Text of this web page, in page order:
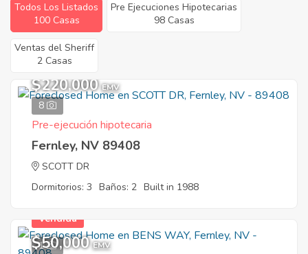
Todos Los Listados
100 Casas
Pre Ejecuciones Hipotecarias
98 Casas
Ventas del Sheriff
2 Casas
8
$220,000 EMV
Pre-ejecución hipotecaria
Fernley, NV 89408
SCOTT DR
Dormitorios: 3 Baños: 2 Built in 1988
1
Vendida
$50,000 EMV